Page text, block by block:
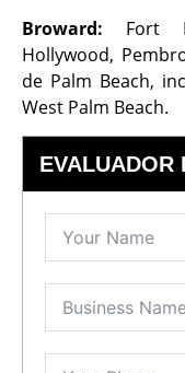
Broward: Fort
Hollywood,
de Palm Beach,
West Palm Beach.
EVALUADOR